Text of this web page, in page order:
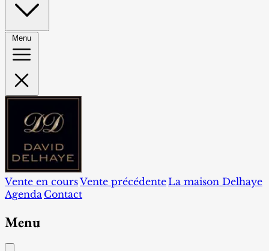
Menu
Vente en coursVente précédente La maison Delhaye
Agenda Contact
Menu